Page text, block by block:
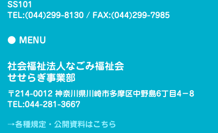
SS101
TEL:(044)299-8130 / FAX:(044)299-7985
● MENU
社会福祉法人なごみ福祉会
せせらぎ事業部
〒214-0012 神奈川県川崎市多摩区中野島6丁目4−8
TEL:044-281-3667
→各種規定・公開資料はこちら